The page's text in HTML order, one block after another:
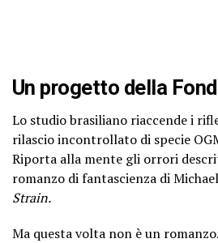
Un progetto della
Lo studio brasiliano riaccende i
rilascio incontrollato di specie
Riporta alla mente gli orrori
romanzo di fantascienza di
Strain.
Ma questa volta non è un romanzo.